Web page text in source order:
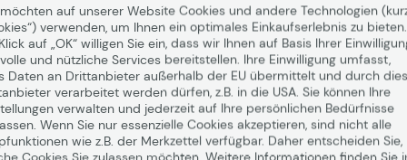
auf unserer Website Cookies und andere Technologien
verwenden, um Ihnen ein optimales Einkaufserlebnis zu bieten.
auf „OK“ willigen Sie ein, dass wir Ihnen auf Basis Ihrer
und nützliche Services bereitstellen. Ihre Einwilligung umfasst,
Daten an Drittanbieter außerhalb der EU übermittelt und durch
verarbeitet werden dürfen, z.B. in die USA. Sie können Ihre
verwalten und jederzeit auf Ihre persönlichen Bedürfnisse
Wenn Sie nur essenzielle Cookies akzeptieren, sind nicht alle
wie z.B. der Merkzettel verfügbar. Daher entscheiden Sie,